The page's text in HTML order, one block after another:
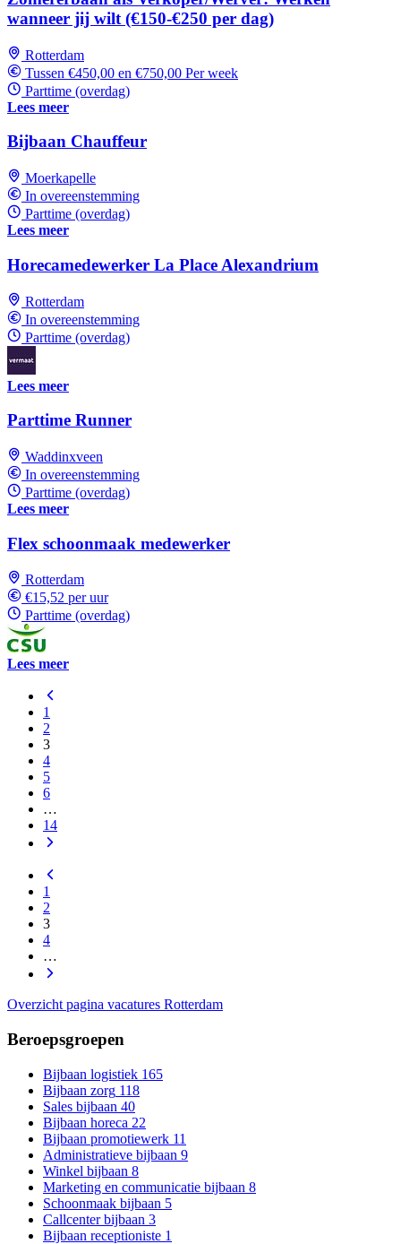
wanneer jij wilt (€150-€250 per dag)
Rotterdam
Tussen €450,00 en €750,00 Per week
Parttime (overdag)
Lees meer
Bijbaan Chauffeur
Moerkapelle
In overeenstemming
Parttime (overdag)
Lees meer
Horecamedewerker La Place Alexandrium
Rotterdam
In overeenstemming
Parttime (overdag)
Lees meer
Parttime Runner
Waddinxveen
In overeenstemming
Parttime (overdag)
Lees meer
Flex schoonmaak medewerker
Rotterdam
€15,52 per uur
Parttime (overdag)
Lees meer
1
2
3
4
5
6
…
14
1
2
3
4
…
Overzicht pagina vacatures Rotterdam
Beroepsgroepen
Bijbaan logistiek 165
Bijbaan zorg 118
Sales bijbaan 40
Bijbaan horeca 22
Bijbaan promotiewerk 11
Administratieve bijbaan 9
Winkel bijbaan 8
Marketing en communicatie bijbaan 8
Schoonmaak bijbaan 5
Callcenter bijbaan 3
Bijbaan receptioniste 1